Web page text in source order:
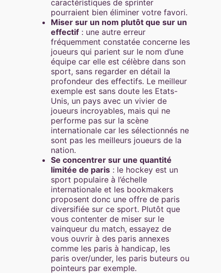
caractéristiques de sprinter
pourraient bien éliminer votre favori.
Miser sur un nom plutôt que sur un
effectif: une autre erreur
fréquemment constatée concerne les
joueurs qui parient sur le nom d’une
équipe car elle est célèbre dans son
sport, sans regarder en détail la
profondeur des effectifs. Le meilleur
exemple est sans doute les Etats-
Unis, un pays avec un vivier de
joueurs incroyables, mais qui ne
performe pas sur la scène
internationale car les sélectionnés ne
sont pas les meilleurs joueurs de la
nation.
Se concentrer sur une quantité
limitée de paris: le hockey est un
sport populaire à l’échelle
internationale et les bookmakers
proposent donc une offre de paris
diversifiée sur ce sport. Plutôt que
vous contenter de miser sur le
vainqueur du match, essayez de
vous ouvrir à des paris annexes
comme les paris à handicap, les
paris over/under, les paris buteurs ou
pointeurs par exemple.